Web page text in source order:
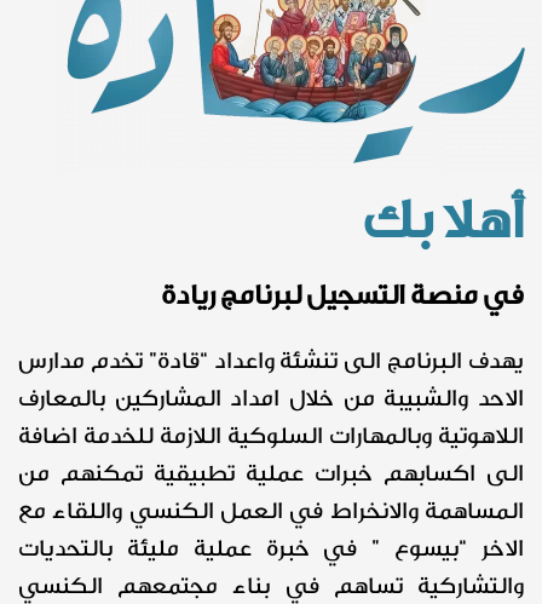
أهلا بك
في منصة التسجيل لبرنامج ريادة
يهدف البرنامج الى تنشئة واعداد “قادة” تخدم مدارس
الاحد والشبيبة من خلال امداد المشاركين بالمعارف
اللاهوتية وبالمهارات السلوكية اللازمة للخدمة اضافة
الى اكسابهم خبرات عملية تطبيقية تمكنهم من
المساهمة والانخراط في العمل الكنسي واللقاء مع
الاخر “بيسوع ” في خبرة عملية مليئة بالتحديات
والتشاركية تساهم في بناء مجتمعهم الكنسي